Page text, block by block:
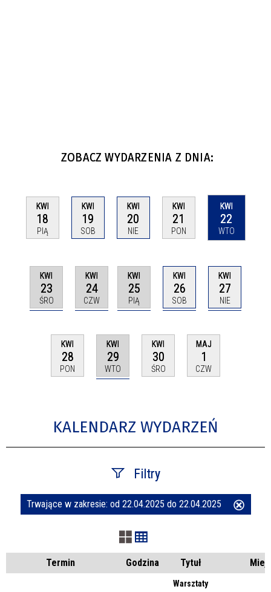
ZOBACZ WYDARZENIA Z DNIA:
KWI
18
PIĄ
KWI
19
SOB
KWI
20
NIE
KWI
21
PON
KWI
22
WTO
KWI
23
ŚRO
KWI
24
CZW
KWI
25
PIĄ
KWI
26
SOB
KWI
27
NIE
KWI
28
PON
KWI
29
WTO
KWI
30
ŚRO
MAJ
1
CZW
KALENDARZ WYDARZEŃ
Filtry
Szukana fraza
Kategoria
Trwające w zakresie: od 22.04.2025 do 22.04.2025
Termin Godzina Tytuł
Warsztaty